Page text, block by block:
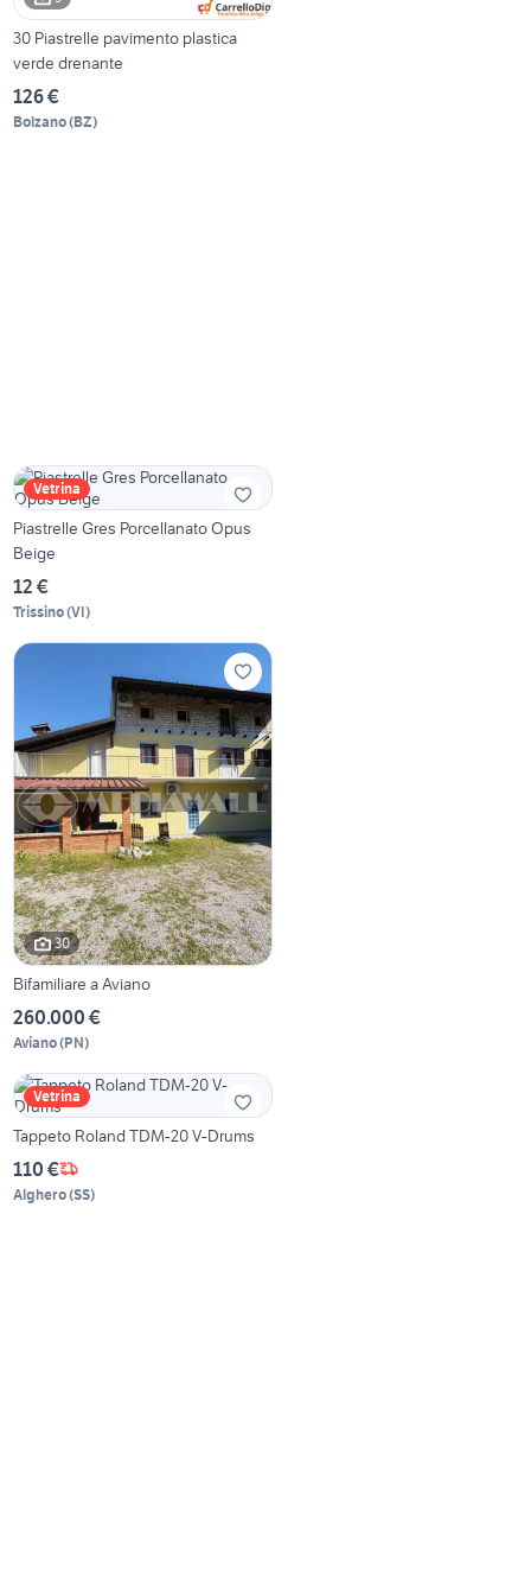
30 Piastrelle pavimento plastica
verde drenante
126 €
Bolzano(BZ)
Vetrina
Piastrelle Gres Porcellanato Opus
Beige
12 €
Trissino(VI)
30
Bifamiliare a Aviano
260.000 €
Aviano(PN)
Vetrina
Tappeto Roland TDM-20 V-Drums
110 €
Alghero(SS)